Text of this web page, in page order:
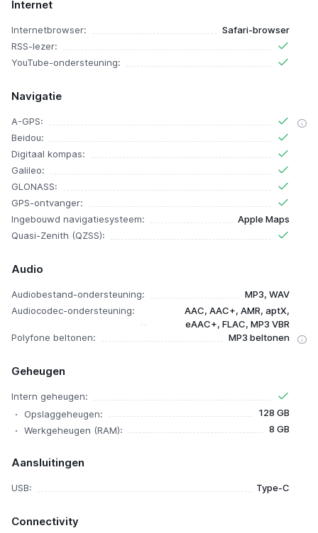
Internet
Internetbrowser:
Safari-browser
RSS-lezer:
YouTube-ondersteuning:
Navigatie
A-GPS:
Beidou:
Digitaal kompas:
Galileo:
GLONASS:
GPS-ontvanger:
Ingebouwd navigatiesysteem:
Apple Maps
Quasi-Zenith (QZSS):
Audio
Audiobestand-ondersteuning:
MP3, WAV
Audiocodec-ondersteuning:
AAC, AAC+, AMR, aptX,
eAAC+, FLAC, MP3 VBR
Polyfone beltonen:
MP3 beltonen
Geheugen
Intern geheugen:
Opslaggeheugen:
128 GB
Werkgeheugen (RAM):
8 GB
Aansluitingen
USB: Type-C
Connectivity